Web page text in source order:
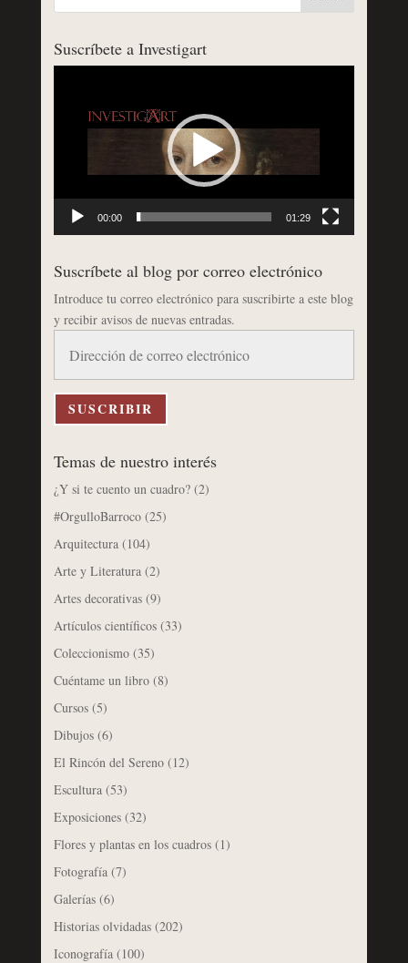
Suscríbete a Investigart
00:00 01:29
Suscríbete al blog por correo electrónico
Introduce tu correo electrónico para suscribirte a este blog
y recibir avisos de nuevas entradas.
correo
electrónico
SUSCRIBIR
Temas de nuestro interés
¿Y si te cuento un cuadro?(2)
#OrgulloBarroco(25)
Arquitectura(104)
Arte y Literatura(2)
Artes decorativas(9)
Artículos científicos(33)
Coleccionismo(35)
Cuéntame un libro(8)
Cursos(5)
Dibujos(6)
El Rincón del Sereno(12)
Escultura(53)
Exposiciones(32)
Flores y plantas en los cuadros(1)
Fotografía(7)
Galerías(6)
Historias olvidadas(202)
Iconografía(100)